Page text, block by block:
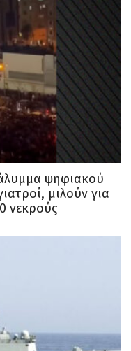
ψηφιακού
μιλούν για
νεκρούς